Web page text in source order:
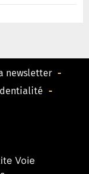
newsletter
Voie